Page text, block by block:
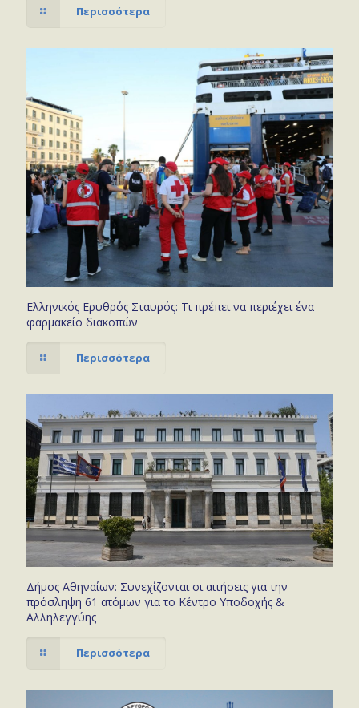
Περισσότερα
Ελληνικός Ερυθρός Σταυρός: Τι πρέπει να περιέχει ένα
φαρμακείο διακοπών
Περισσότερα
Δήμος Αθηναίων: Συνεχίζονται οι αιτήσεις για την
πρόσληψη 61 ατόμων για το Κέντρο Υποδοχής &
Αλληλεγγύης
Περισσότερα